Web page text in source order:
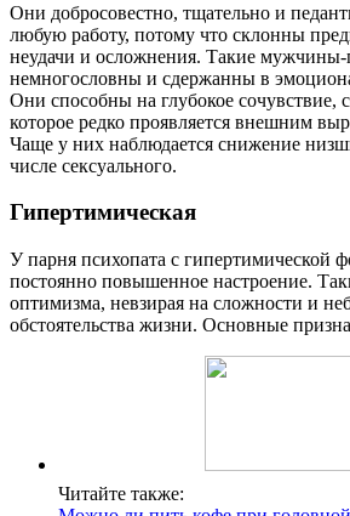
Они добросовестно, тщательно и
любую работу, потому что склонны
неудачи и осложнения. Такие мужчины-
немногословны и сдержанны в
Они способны на глубокое сочувствие,
которое редко проявляется внешним
Чаще у них наблюдается снижение
числе сексуального.
Гипертимическая
У парня психопата с гипертимической
постоянно повышенное настроение.
оптимизма, невзирая на сложности и
обстоятельства жизни. Основные
Читайте также: